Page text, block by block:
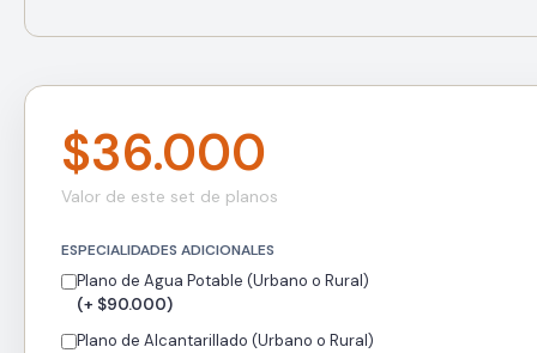
$36.000
Valor de este set de planos
ESPECIALIDADES ADICIONALES
Plano de Agua Potable (Urbano o Rural)
(+ $90.000)
Plano de Alcantarillado (Urbano o Rural)